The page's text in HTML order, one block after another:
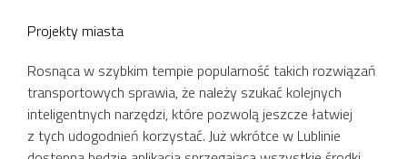
Projekty miasta
Rosnąca w szybkim tempie popularność takich rozwiązań
transportowych sprawia, że należy szukać kolejnych
inteligentnych narzędzi, które pozwolą jeszcze łatwiej
z tych udogodnień korzystać. Już wkrótce w Lublinie